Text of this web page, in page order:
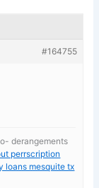
#164755
derangements
perrscription
loans mesquite tx